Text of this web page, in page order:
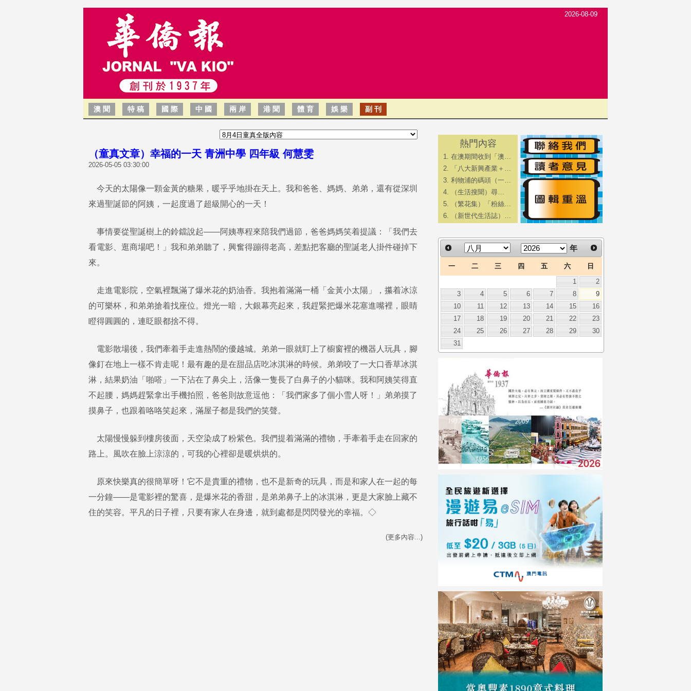
2026-08-09
澳 聞 特 稿 國 際 中 國 兩 岸 港 聞 體 育 娛 樂 副 刊
（童真文章）幸福的一天 青洲中學 四年級 何慧雯
2026-05-05 03:30:00
今天的太陽像一顆金黃的糖果，暖乎乎地掛在天上。我和爸爸、媽媽、弟弟，還有從深圳
來過聖誕節的阿姨，一起度過了超級開心的一天！
事情要從聖誕樹上的鈴鐺說起——阿姨專程來陪我們過節，爸爸媽媽笑着提議：「我們去
看電影、逛商場吧！」我和弟弟聽了，興奮得蹦得老高，差點把客廳的聖誕老人掛件碰掉下
來。
走進電影院，空氣裡飄滿了爆米花的奶油香。我抱着滿滿一桶「金黃小太陽」，攥着冰涼
的可樂杯，和弟弟搶着找座位。燈光一暗，大銀幕亮起來，我趕緊把爆米花塞進嘴裡，眼睛
瞪得圓圓的，連眨眼都捨不得。
電影散場後，我們牽着手走進熱鬧的優越城。弟弟一眼就盯上了櫥窗裡的機器人玩具，腳
像釘在地上一樣不肯走呢！最有趣的是在甜品店吃冰淇淋的時候。弟弟咬了一大口香草冰淇
淋，結果奶油「啪嗒」一下沾在了鼻尖上，活像一隻長了白鼻子的小貓咪。我和阿姨笑得直
不起腰，媽媽趕緊拿出手機拍照，爸爸則故意逗他：「我們家多了個小雪人呀！」弟弟摸了
摸鼻子，也跟着咯咯笑起來，滿屋子都是我們的笑聲。
太陽慢慢躲到樓房後面，天空染成了粉紫色。我們提着滿滿的禮物，手牽着手走在回家的
路上。風吹在臉上涼涼的，可我的心裡卻是暖烘烘的。
原來快樂真的很簡單呀！它不是貴重的禮物，也不是新奇的玩具，而是和家人在一起的每
一分鐘——是電影裡的驚喜，是爆米花的香甜，是弟弟鼻子上的冰淇淋，更是大家臉上藏不
住的笑容。平凡的日子裡，只要有家人在身邊，就到處都是閃閃發光的幸福。◇
(更多內容...)
熱門內容
在澳期間收到「澳…
「八大新興產業＋…
利物浦的碼頭（一…
​（生活搜聞）尋…
（繁花集）「粉絲…
（新世代生活誌）…
年
一 二 三 四 五 六 日
1
2
3
4 5 6 7 8
9
10
11 12 13 14 15
16
17
18 19 20 21 22
23
24
25 26 27 28 29
30
31